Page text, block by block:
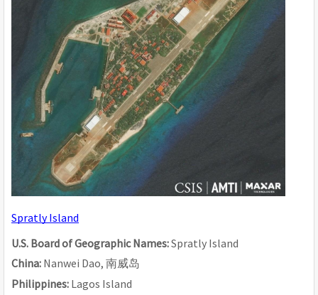
Spratly Island
U.S. Board of Geographic Names: Spratly Island
China: Nanwei Dao, 南威岛
Philippines: Lagos Island